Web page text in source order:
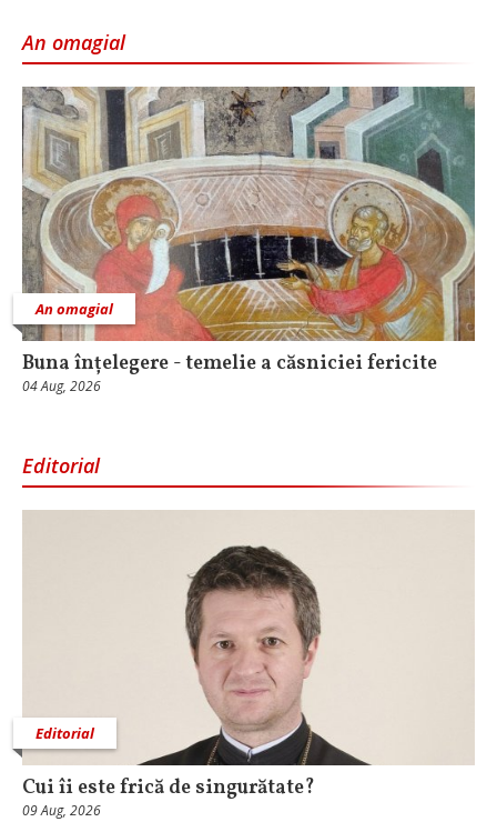
An omagial
An omagial
Buna înțelegere - temelie a căsniciei fericite
04 Aug, 2026
Editorial
Editorial
Cui îi este frică de singurătate?
09 Aug, 2026